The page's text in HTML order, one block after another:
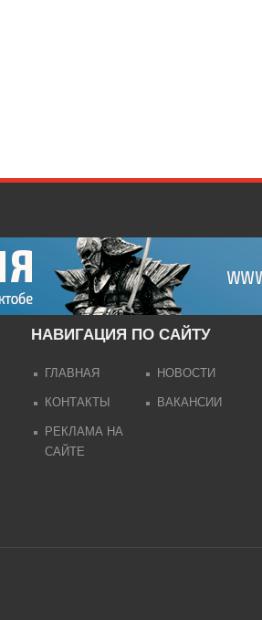
НАВИГАЦИЯ ПО САЙТУ
ГЛАВНАЯ НОВОСТИ
КОНТАКТЫ ВАКАНСИИ
РЕКЛАМА НА
САЙТЕ